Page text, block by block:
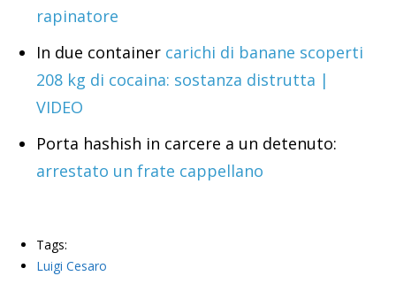
rapinatore
In due container carichi di banane scoperti
208 kg di cocaina: sostanza distrutta |
VIDEO
Porta hashish in carcere a un detenuto:
arrestato un frate cappellano
Tags:
Luigi Cesaro